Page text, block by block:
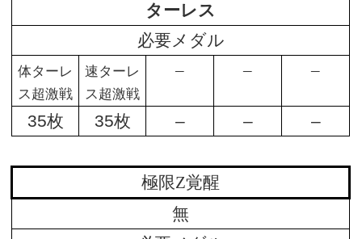
ターレス
必要メダル
体ターレ
ス超激戦
速ターレ
ス超激戦
– – –
35枚 35枚 – – –
極限Z覚醒
無